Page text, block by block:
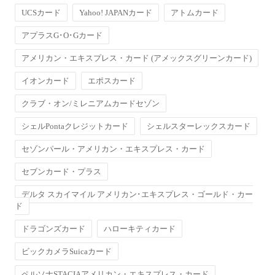
UCSカード Yahoo! JAPANカード アトムカード
アプラスG･O･Gカード
アメリカン・エキスプレス・カード (アメックスグリーンカード)
イオンカード エポスカード
クラブ・オン/ミレニアムカードセゾン
シェルPontaクレジットカード シェルスターレックスカード
セゾンパール・アメリカン・エキスプレス・カード
セブンカード・プラス
デルタ スカイマイル アメリカン･エキスプレス・ゴールド・カー
ド
ドラゴンズカード ハローキティカード
ビックカメラSuicaカード